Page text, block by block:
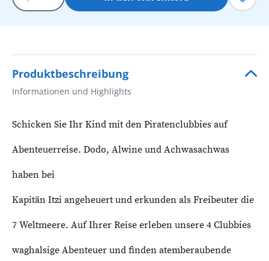
Produktbeschreibung
Informationen und Highlights
Schicken Sie Ihr Kind mit den Piratenclubbies auf
Abenteuerreise. Dodo, Alwine und Achwasachwas
haben bei
Kapitän Itzi angeheuert und erkunden als Freibeuter die
7 Weltmeere. Auf Ihrer Reise erleben unsere 4 Clubbies
waghalsige Abenteuer und finden atemberaubende